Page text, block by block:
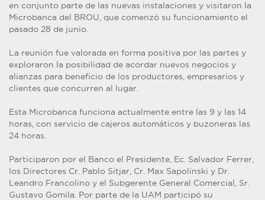
en conjunto parte de las nuevas instalaciones y visitaron la
Microbanca del BROU, que comenzó su funcionamiento el
pasado 28 de junio.
La reunión fue valorada en forma positiva por las partes y
exploraron la posibilidad de acordar nuevos negocios y
alianzas para beneficio de los productores, empresarios y
clientes que concurren al lugar.
Esta Microbanca funciona actualmente entre las 9 y las 14
horas, con servicio de cajeros automáticos y buzoneras las
24 horas.
Participaron por el Banco el Presidente, Ec. Salvador Ferrer,
los Directores Cr. Pablo Sitjar, Cr. Max Sapolinski y Dr.
Leandro Francolino y el Subgerente General Comercial, Sr.
Gustavo Gomila. Por parte de la UAM participó su